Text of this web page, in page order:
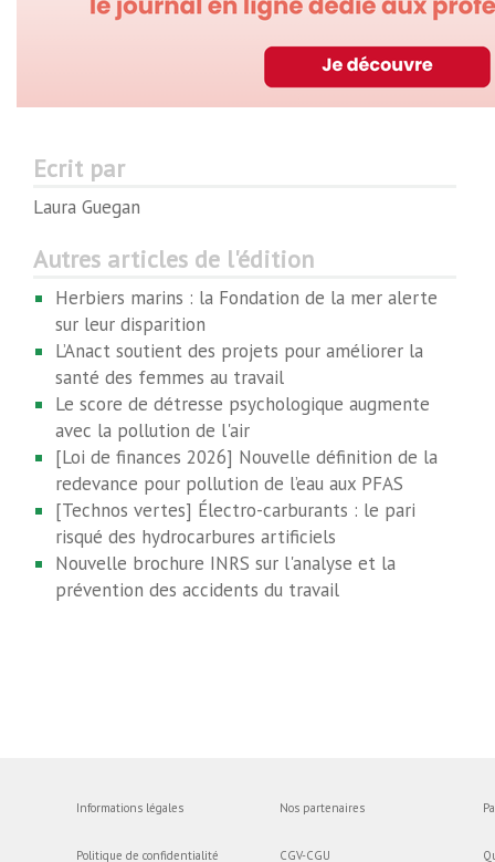
Ecrit par
Laura Guegan
Autres articles de l'édition
Herbiers marins : la Fondation de la mer alerte
sur leur disparition
L’Anact soutient des projets pour améliorer la
santé des femmes au travail
Le score de détresse psychologique augmente
avec la pollution de l'air
[Loi de finances 2026] Nouvelle définition de la
redevance pour pollution de l’eau aux PFAS
[Technos vertes] Électro-carburants : le pari
risqué des hydrocarbures artificiels
Nouvelle brochure INRS sur l'analyse et la
prévention des accidents du travail
Informations légales
Politique de confidentialité
Nos partenaires
CGV-CGU